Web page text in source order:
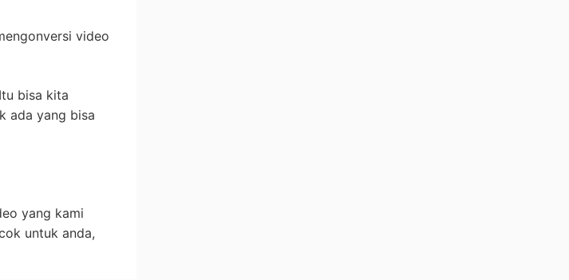
video
bisa kita
ada yang bisa
yang kami
untuk anda,